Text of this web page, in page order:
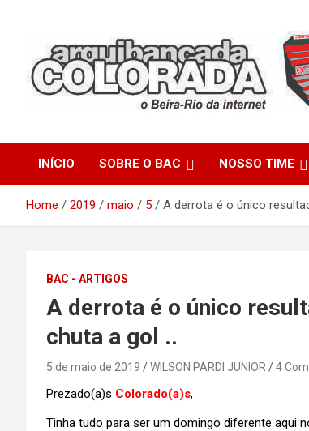
Arquibancada
INÍCIO SOBRE O BAC NOSSO TIME
Home 2019 maio 5 A derrota é o único
BAC - ARTIGOS
A derrota é o único
chuta a gol ..
5 de maio de 2019 WILSON PARDI JUNIOR 4
Prezado(a)s Colorado(a)s,
Tinha tudo para ser um domingo diferente aqui